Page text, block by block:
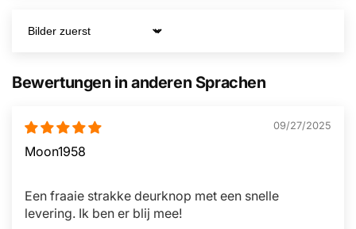
Sort by
Bewertungen in anderen Sprachen
09/27/2025
Moon1958
Een fraaie strakke deurknop met een snelle
levering. Ik ben er blij mee!